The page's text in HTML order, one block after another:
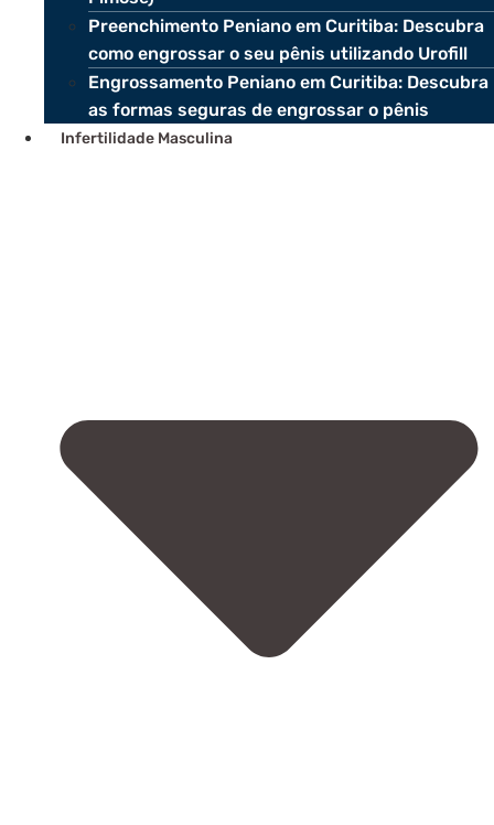
Preenchimento Peniano em Curitiba: Descubra
como engrossar o seu pênis utilizando Urofill
Engrossamento Peniano em Curitiba: Descubra
as formas seguras de engrossar o pênis
Infertilidade Masculina